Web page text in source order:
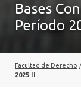
CARRERAS
PROFESORES
Bases
Período
Facultad de Derecho
2025 II